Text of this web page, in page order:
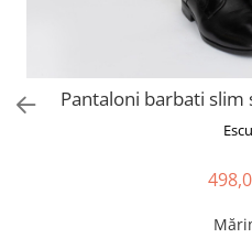
Pantaloni barbati slim